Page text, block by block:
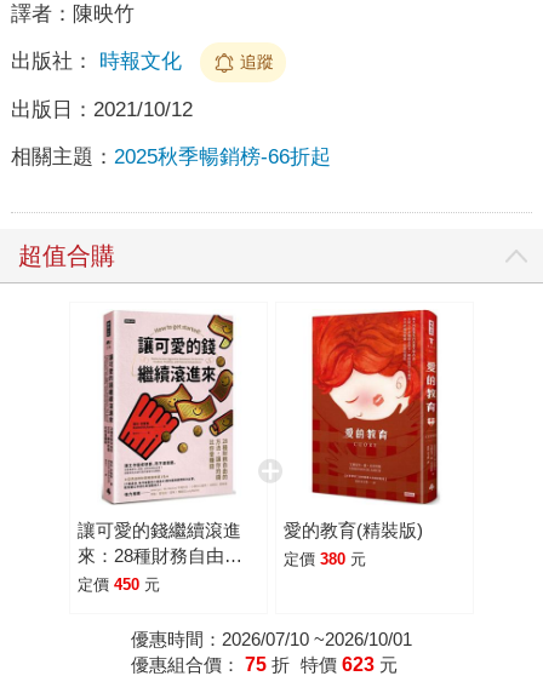
譯者： 陳映竹
出版社： 時報文化 追蹤
出版日： 2021/10/12
相關主題： 2025秋季暢銷榜-66折起
超值合購
讓可愛的錢繼續滾進
來：28種財務自由的
方法，讓你的錢比你會
定價 450 元
愛的教育(精裝版)
定價 380 元
優惠時間：2026/07/10 ~2026/10/01
優惠組合價： 75 折 特價 623 元